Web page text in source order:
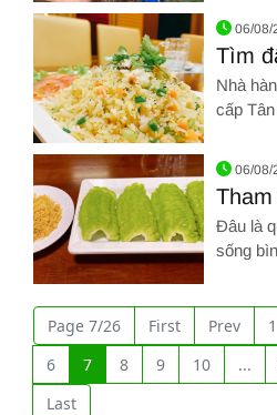
Hình ảnh về Lưu ý khi bảongon
chất
trong cơ
Hình ảnh về Tìm đâu nhà hàng
06/08/
Tìm
sản
Tân
Nhà
cấp
chức
gì?
06/08/
nhậu
bình
Đâu là
sống
XEM
Page 7/26 First Prev 1
6
7 8 9 10 ...
Last